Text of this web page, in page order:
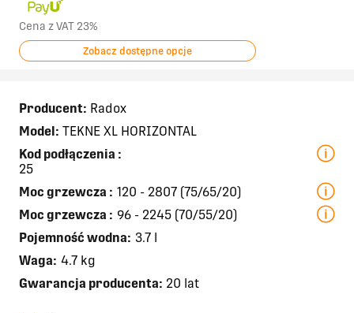
Cena z VAT 23%
Zobacz dostępne opcje
Producent: Radox
Model: TEKNE XL HORIZONTAL
Kod podłączenia :
25
Moc grzewcza : 120 - 2807 (75/65/20)
Moc grzewcza : 96 - 2245 (70/55/20)
Pojemność wodna: 3.7 l
Waga: 4.7 kg
Gwarancja producenta: 20 lat